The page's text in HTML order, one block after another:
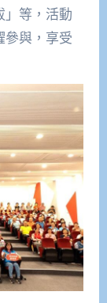
」等，活動
參與，享受